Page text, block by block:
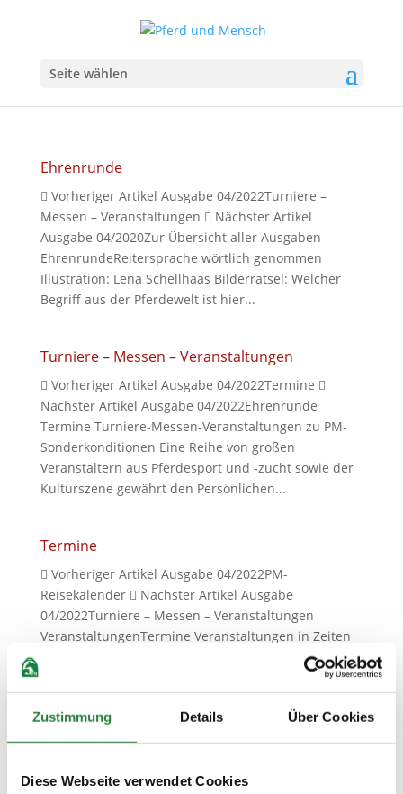
Zustimmung Details Über Cookies
Diese Webseite verwendet Cookies
Seite wählen
Ehrenrunde
 Vorheriger Artikel Ausgabe 04/2022Turniere –
Messen – Veranstaltungen  Nächster Artikel
Ausgabe 04/2020Zur Übersicht aller Ausgaben
EhrenrundeReitersprache wörtlich genommen
Illustration: Lena Schellhaas Bilderrätsel: Welcher
Begriff aus der Pferdewelt ist hier...
Turniere – Messen – Veranstaltungen
 Vorheriger Artikel Ausgabe 04/2022Termine 
Nächster Artikel Ausgabe 04/2022Ehrenrunde
Termine Turniere-Messen-Veranstaltungen zu PM-
Sonderkonditionen Eine Reihe von großen
Veranstaltern aus Pferdesport und -zucht sowie der
Kulturszene gewährt den Persönlichen...
Termine
 Vorheriger Artikel Ausgabe 04/2022PM-
Reisekalender  Nächster Artikel Ausgabe
04/2022Turniere – Messen – Veranstaltungen
VeranstaltungenTermine Veranstaltungen in Zeiten
von Corona Für alle Eigenveranstaltungen von PM,
FN und DOKR auf diesen Terminseiten gilt, dass...
Skandinavien – Zu Besuch bei Blue Hors, Helgstrand